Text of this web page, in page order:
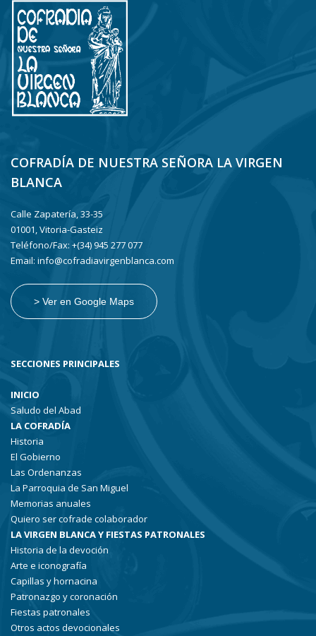
COFRADÍA DE NUESTRA SEÑORA LA VIRGEN
BLANCA
Calle Zapatería, 33-35
01001, Vitoria-Gasteiz
Teléfono/Fax: +(34) 945 277 077
Email: info@cofradiavirgenblanca.com
> Ver en Google Maps
SECCIONES PRINCIPALES
INICIO
Saludo del Abad
LA COFRADÍA
Historia
El Gobierno
Las Ordenanzas
La Parroquia de San Miguel
Memorias anuales
Quiero ser cofrade colaborador
LA VIRGEN BLANCA Y FIESTAS PATRONALES
Historia de la devoción
Arte e iconografía
Capillas y hornacina
Patronazgo y coronación
Fiestas patronales
Otros actos devocionales